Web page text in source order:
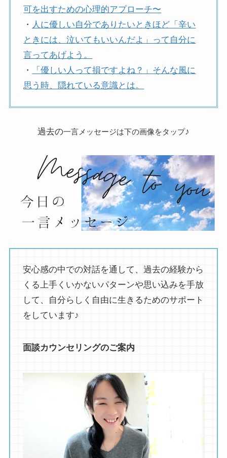
可を出すための心理的アプローチ〜
・ 人に優しい自分でありたいときほど「辛い
ときには、泣いてもいいんだよ」って自分に
言ってあげよう。
・
「優しい人って損ですよね？」そんな風に
思う時、隠れている意識とは。
過去の一言メッセージは下の画像をタップ♪
安心感の中での対話を通して、過去の経験から
くる上手くいかないパターンや思い込みを手放
して、自分らしく自由に生きるためのサポート
をしています♪
面談カウンセリングのご案内